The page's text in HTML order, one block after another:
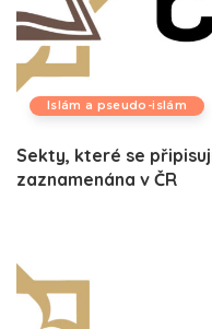
Islám a pseudo-islám
Sekty, které se
zaznamenána v ČR